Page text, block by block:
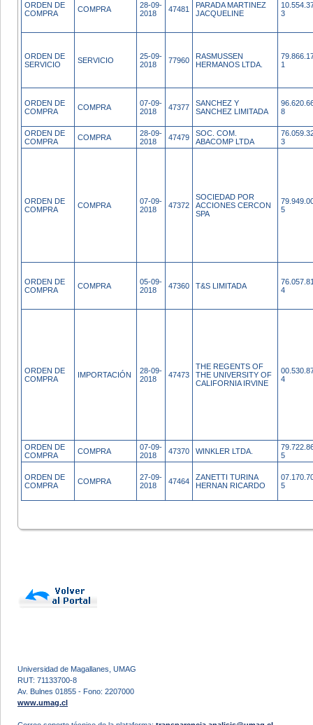
ORDEN DE
COMPRA
COMPRA
28-09-
2018
47481
PARADA MARTINEZ
JACQUELINE
3
ORDEN DE
SERVICIO
SERVICIO
25-09-
2018
77960
RASMUSSEN
HERMANOS LTDA.
1
ORDEN DE
COMPRA
COMPRA
07-09-
2018
47377
SANCHEZ Y
SANCHEZ LIMITADA
8
ORDEN DE
COMPRA
COMPRA
28-09-
2018
47479
SOC. COM.
ABACOMP LTDA
3
ORDEN DE
COMPRA
COMPRA
07-09-
2018
47372
SOCIEDAD POR
ACCIONES CERCON
SPA
5
ORDEN DE
COMPRA
COMPRA
05-09-
2018
47360 T&S LIMITADA
4
ORDEN DE
COMPRA
IMPORTACIÓN
28-09-
2018
47473
THE REGENTS OF
THE UNIVERSITY OF
CALIFORNIA IRVINE
4
ORDEN DE
COMPRA
COMPRA
07-09-
2018
47370 WINKLER LTDA.
5
ORDEN DE
COMPRA
COMPRA
27-09-
2018
47464
ZANETTI TURINA
HERNAN RICARDO
5
Universidad de Magallanes, UMAG
RUT: 71133700-8
Av. Bulnes 01855 - Fono: 2207000
www.umag.cl